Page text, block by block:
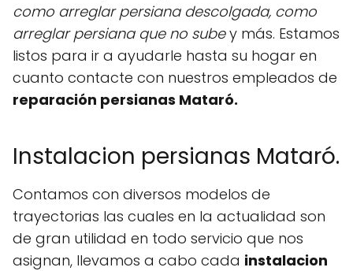
como arreglar persiana descolgada, como
arreglar persiana que no subey más. Estamos
listos para ir a ayudarle hasta su hogar en
cuanto contacte con nuestros empleados de
reparación persianas Mataró.
Instalacion persianas Mataró.
Contamos con diversos modelos de
trayectorias las cuales en la actualidad son
de gran utilidad en todo servicio que nos
asignan, llevamos a cabo cada instalacion